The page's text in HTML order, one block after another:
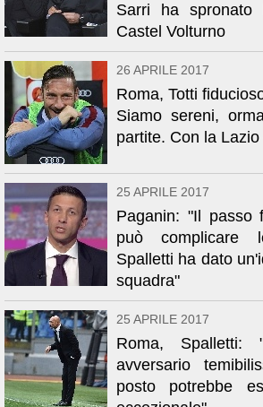
Sarri ha
Castel Volturno
26 APRILE 2017
Roma, Totti
Siamo sereni,
partite. Con la
25 APRILE 2017
Paganin: "Il passo
può complicare
Spalletti ha dato
squadra"
25 APRILE 2017
Roma,
avversario
posto potrebbe